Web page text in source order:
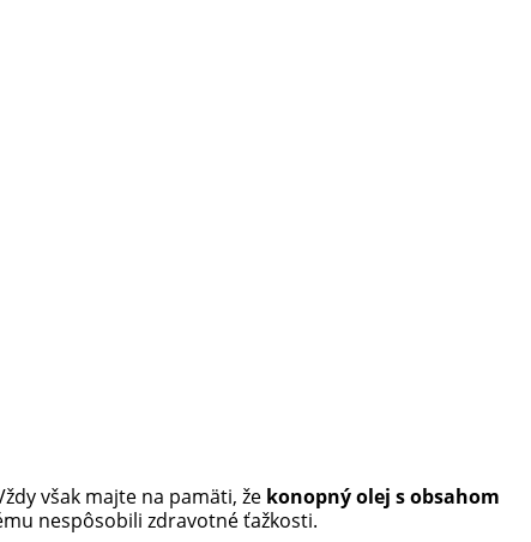
však majte na pamäti, že konopný olej s obsahom
nespôsobili zdravotné ťažkosti.